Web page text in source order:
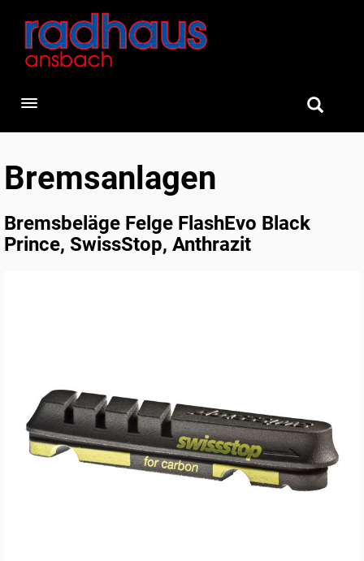
Toggle navigation
Bremsanlagen
Bremsbeläge Felge FlashEvo Black
Prince, SwissStop, Anthrazit